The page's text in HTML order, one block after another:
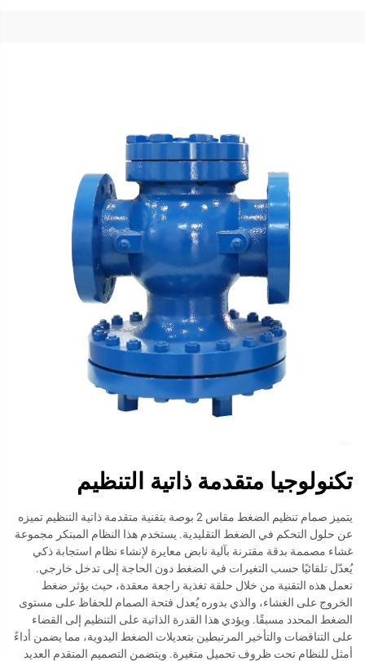
تكنولوجيا متقدمة ذاتية التنظيم
يتميز صمام تنظيم الضغط مقاس 2 بوصة بتقنية متقدمة ذاتية التنظيم تميزه
عن حلول التحكم في الضغط التقليدية. يستخدم هذا النظام المبتكر مجموعة
غشاء مصممة بدقة مقترنة بآلية نابض معايرة لإنشاء نظام استجابة ذكي
يُعدّل تلقائيًا حسب التغيرات في الضغط دون الحاجة إلى تدخل خارجي.
تعمل هذه التقنية من خلال حلقة تغذية راجعة معقدة، حيث يؤثر ضغط
الخروج على الغشاء، والذي بدوره يُعدل فتحة الصمام للحفاظ على مستوى
الضغط المحدد مسبقًا. ويؤدي هذا القدرة الذاتية على التنظيم إلى القضاء
على التناقضات والتأخير المرتبطين بتعديلات الضغط اليدوية، مما يضمن أداءً
أمثل للنظام تحت ظروف تحميل متغيرة. ويتضمن التصميم المتقدم العديد